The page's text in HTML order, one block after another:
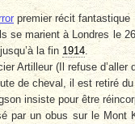
premier récit fantastique
se marient à Londres le
la fin 1914.
Artilleur (Il refuse d’aller
de cheval, il est retiré du
insiste pour être
par un obus sur le Mont